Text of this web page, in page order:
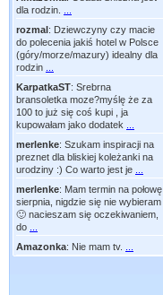
dla rodzin.
rozmal: Dziewczyny czy macie
do polecenia jakiś hotel w Polsce
(góry/morze/mazury) idealny dla
rodzin
KarpatkaST: Srebrna
bransoletka moze?myślę że za
100 to już się coś kupi , ja
kupowałam jako dodatek
merlenke: Szukam inspiracji na
preznet dla bliskiej koleżanki na
urodziny :) Co warto jest je
merlenke: Mam termin na połowę
sierpnia, nigdzie się nie wybieram
🙂 nacieszam się oczekiwaniem,
do
Amazonka: Nie mam tv.